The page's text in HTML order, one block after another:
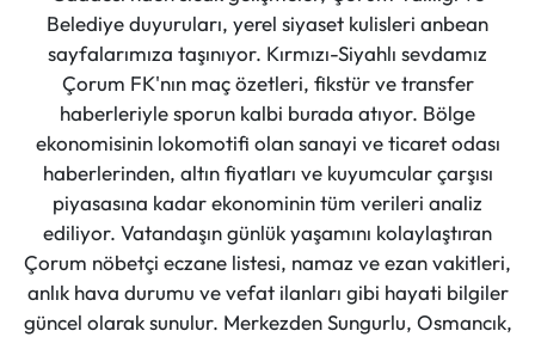
Belediye duyuruları, yerel siyaset kulisleri anbean
sayfalarımıza taşınıyor. Kırmızı-Siyahlı sevdamız
Çorum FK'nın maç özetleri, fikstür ve transfer
haberleriyle sporun kalbi burada atıyor. Bölge
ekonomisinin lokomotifi olan sanayi ve ticaret odası
haberlerinden, altın fiyatları ve kuyumcular çarşısı
piyasasına kadar ekonominin tüm verileri analiz
ediliyor. Vatandaşın günlük yaşamını kolaylaştıran
Çorum nöbetçi eczane listesi, namaz ve ezan vakitleri,
anlık hava durumu ve vefat ilanları gibi hayati bilgiler
güncel olarak sunulur. Merkezden Sungurlu, Osmancık,